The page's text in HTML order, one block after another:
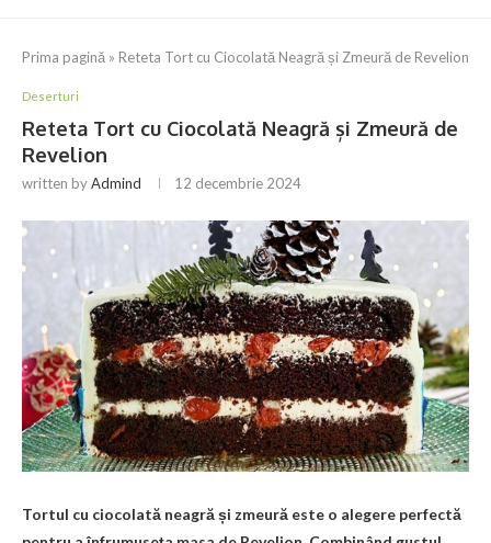
Prima pagină » Reteta Tort cu Ciocolată Neagră și Zmeură de Revelion
Deserturi
Reteta Tort cu Ciocolată Neagră și Zmeură de
Revelion
written byAdmind 12 decembrie 2024
Tortul cu ciocolată neagră și zmeură este o alegere perfectă